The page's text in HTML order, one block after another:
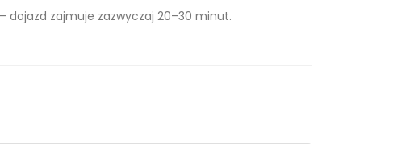
dojazd zajmuje zazwyczaj 20–30 minut.